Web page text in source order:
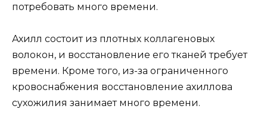
потребовать много времени.
Ахилл состоит из плотных коллагеновых
волокон, и восстановление его тканей требует
времени. Кроме того, из-за ограниченного
кровоснабжения восстановление ахиллова
сухожилия занимает много времени.